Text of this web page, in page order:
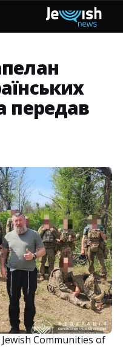
передав
Communities of